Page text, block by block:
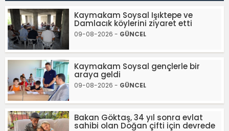
Kaymakam Soysal Işıktepe ve
Damlacık köylerini ziyaret etti
09-08-2026 - GÜNCEL
Kaymakam Soysal gençlerle bir
araya geldi
09-08-2026 - GÜNCEL
Bakan Göktaş, 34 yıl sonra evlat
sahibi olan Doğan çifti için devrede